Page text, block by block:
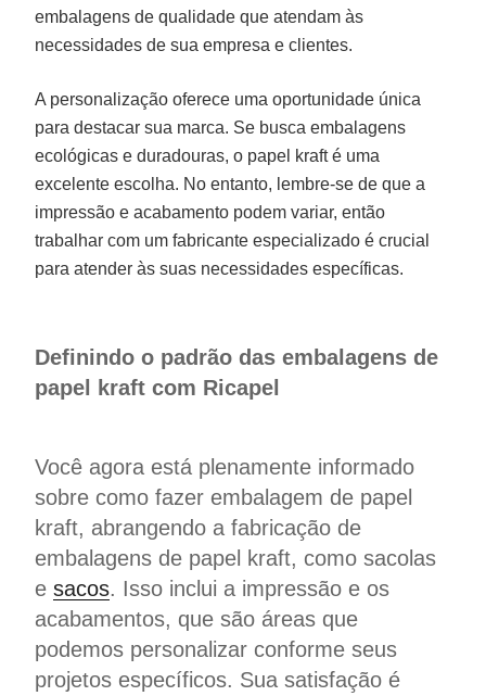
embalagens de qualidade que atendam às
necessidades de sua empresa e clientes.
A personalização oferece uma oportunidade única
para destacar sua marca. Se busca embalagens
ecológicas e duradouras, o papel kraft é uma
excelente escolha. No entanto, lembre-se de que a
impressão e acabamento podem variar, então
trabalhar com um fabricante especializado é crucial
para atender às suas necessidades específicas.
Definindo o padrão das embalagens de
papel kraft com Ricapel
Você agora está plenamente informado
sobre como fazer embalagem de papel
kraft, abrangendo a fabricação de
embalagens de papel kraft, como sacolas
e sacos. Isso inclui a impressão e os
acabamentos, que são áreas que
podemos personalizar conforme seus
projetos específicos. Sua satisfação é